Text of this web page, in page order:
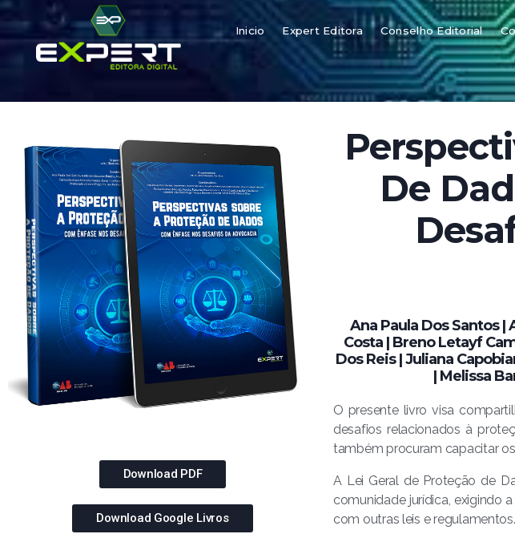
Inicio Expert Editora Conselho Editorial
Download PDF
Download Google Livros
De
Ana Paula Dos Santos
Costa | Breno Letayf
Dos Reis | Juliana
| Melissa
O presente livro visa
desafios relacionados à
também procuram capacitar
A Lei Geral de Proteção de
comunidade jurídica, exigindo
com outras leis e regulamentos.